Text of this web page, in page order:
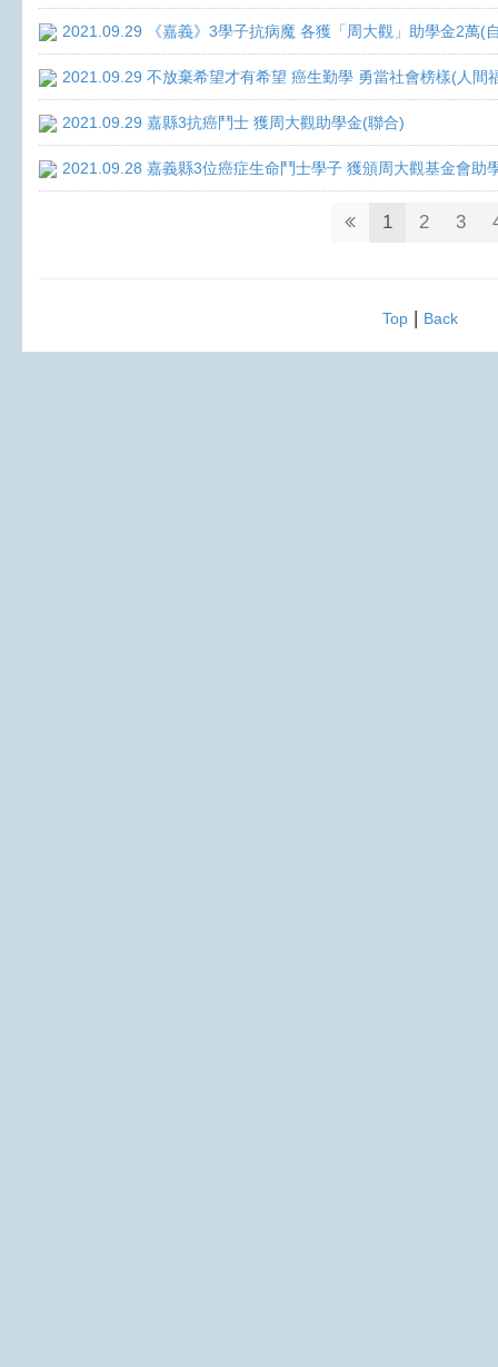
2021.09.29 《嘉義》3學子抗病魔 各獲「周大觀」助學金2萬(
2021.09.29 不放棄希望才有希望 癌生勤學 勇當社會榜樣(人間
2021.09.29 嘉縣3抗癌鬥士 獲周大觀助學金(聯合)
2021.09.28 嘉義縣3位癌症生命鬥士學子 獲頒周大觀基金會助
1 2 3
Top| Back